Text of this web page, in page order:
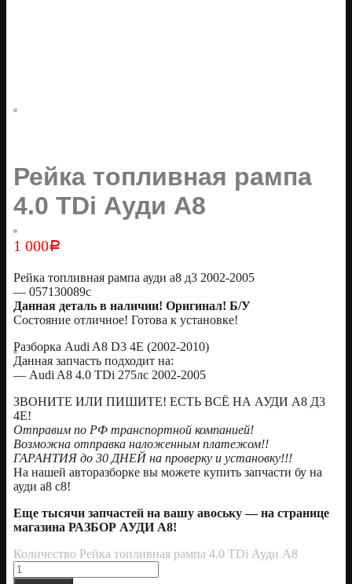
Рейка топливная рампа
4.0 TDi Ауди А8
1 000Р
Рейка топливная рампа ауди а8 д3 2002-2005
— 057130089c
Данная деталь в наличии! Оригинал! Б/У
Состояние отличное! Готова к установке!
Разборка Audi A8 D3 4E (2002-2010)
Данная запчасть подходит на:
— Audi A8 4.0 TDi 275лс 2002-2005
ЗВОНИТЕ ИЛИ ПИШИТЕ! ЕСТЬ ВСЁ НА АУДИ А8 Д3
4Е!
Отправим по РФ транспортной компанией!
Возможна отправка наложенным платежом!!
ГАРАНТИЯ до 30 ДНЕЙ на проверку и установку!!!
На нашей авторазборке вы можете купить запчасти бу на
ауди а8 с8!
Еще тысячи запчастей на вашу авоську — на странице
магазина РАЗБОР АУДИ А8!
Количество Рейка топливная рампа 4.0 TDi Ауди А8